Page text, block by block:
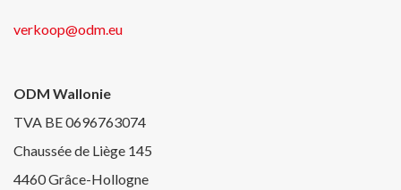
verkoop@odm.eu
ODM Wallonie
TVA BE 0696763074
Chaussée de Liège 145
4460 Grâce-Hollogne